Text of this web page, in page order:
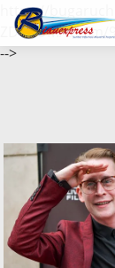
https://
ZDGvUM/
-->